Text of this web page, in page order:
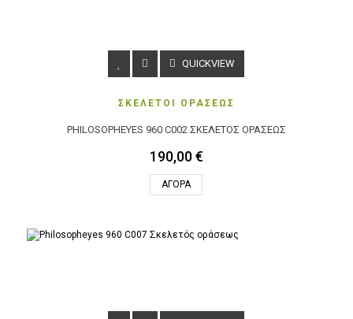
QUICKVIEW
ΣΚΕΛΕΤΟΙ ΟΡΑΣΕΩΣ
PHILOSOPHEYES 960 C002 ΣΚΕΛΕΤΌΣ ΟΡΆΣΕΩΣ
190,00 €
ΑΓΟΡΆ